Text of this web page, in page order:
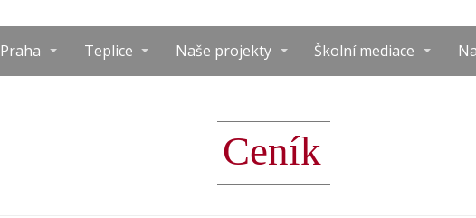
Praha Teplice Naše projekty Školní mediace
Ceník